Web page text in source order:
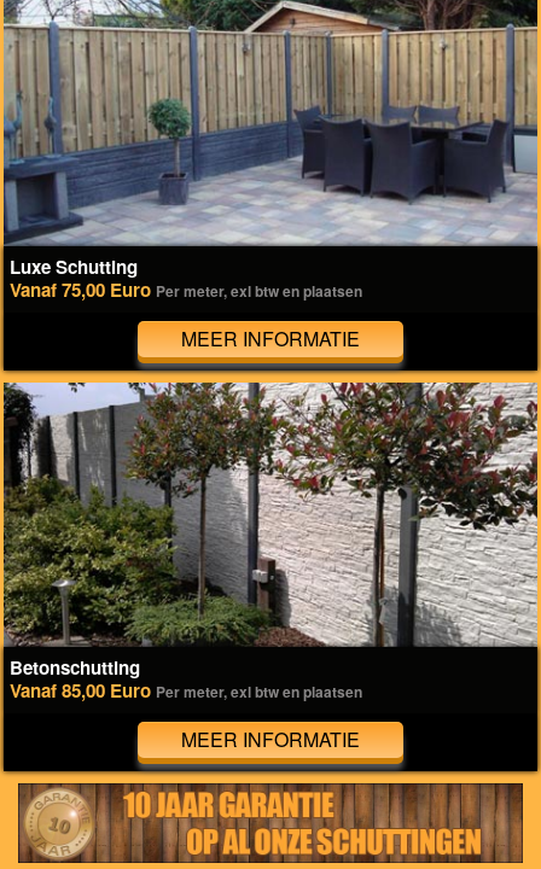
Luxe Schutting
Vanaf 75,00 Euro Per meter, exl btw en plaatsen
MEER INFORMATIE
Betonschutting
Vanaf 85,00 Euro Per meter, exl btw en plaatsen
MEER INFORMATIE